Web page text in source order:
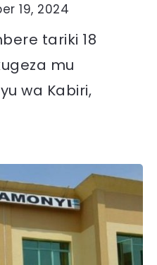
19, 2024
tariki 18
mu
wa Kabiri,